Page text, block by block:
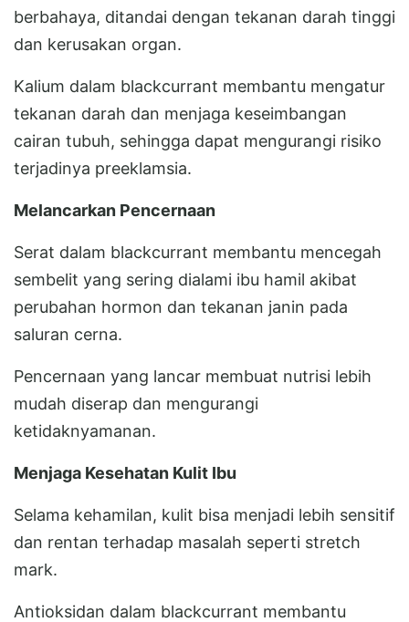
berbahaya, ditandai dengan tekanan darah tinggi
dan kerusakan organ.
Kalium dalam blackcurrant membantu mengatur
tekanan darah dan menjaga keseimbangan
cairan tubuh, sehingga dapat mengurangi risiko
terjadinya preeklamsia.
Melancarkan Pencernaan
Serat dalam blackcurrant membantu mencegah
sembelit yang sering dialami ibu hamil akibat
perubahan hormon dan tekanan janin pada
saluran cerna.
Pencernaan yang lancar membuat nutrisi lebih
mudah diserap dan mengurangi
ketidaknyamanan.
Menjaga Kesehatan Kulit Ibu
Selama kehamilan, kulit bisa menjadi lebih sensitif
dan rentan terhadap masalah seperti stretch
mark.
Antioksidan dalam blackcurrant membantu